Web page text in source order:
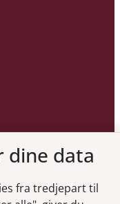
dine data
fra tredjepart til